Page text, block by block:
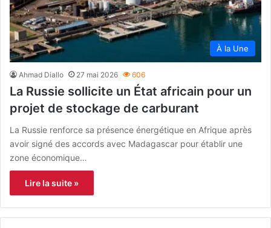
À la Une
Ahmad Diallo 27 mai 2026 606
La Russie sollicite un État africain pour un
projet de stockage de carburant
La Russie renforce sa présence énergétique en Afrique après
avoir signé des accords avec Madagascar pour établir une
zone économique…
Lire la suite »